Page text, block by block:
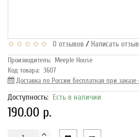
0 отзывов / Написать отзыв
Производитель: Meeple House
Код товара: 3607
Доставка по России бесплатная при
Доступность: Есть в наличии
190.00 р.